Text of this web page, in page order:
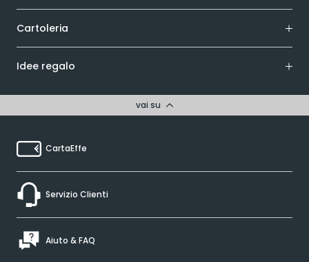
Cartoleria
Idee regalo
vai su
CartaEffe
Servizio Clienti
Aiuto & FAQ